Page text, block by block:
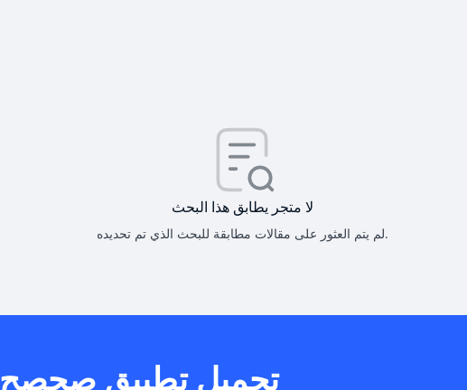
لا متجر يطابق هذا البحث
لم يتم العثور على مقالات مطابقة للبحث الذي تم تحديده.
تحميل تطبيق صحصح